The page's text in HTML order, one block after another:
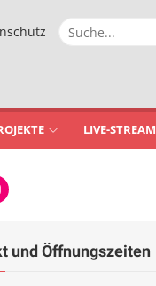
Suche
LIVE-STREAM
Instagram
und Öffnungszeiten